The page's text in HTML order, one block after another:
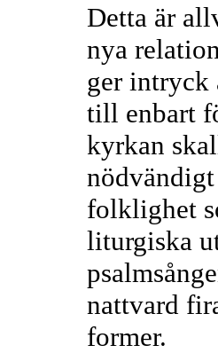
Detta är
nya
ger intryck
till enbart
kyrkan
folklighet
liturgiska
nattvard
former.